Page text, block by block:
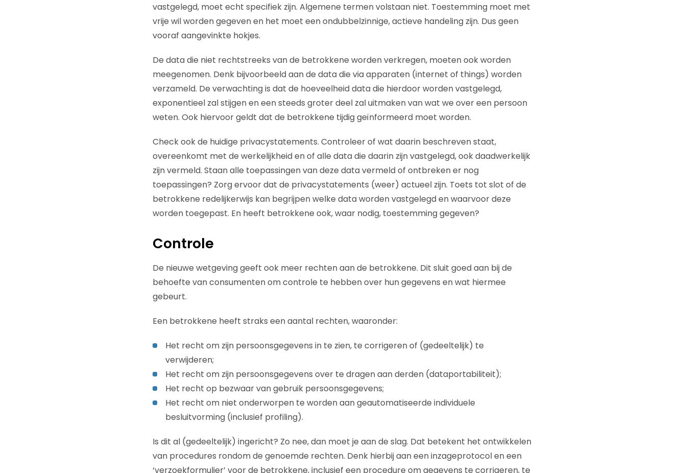
vastgelegd, moet echt specifiek zijn. Algemene termen volstaan niet. Toestemming moet met
vrije wil worden gegeven en het moet een ondubbelzinnige, actieve handeling zijn. Dus geen
vooraf aangevinkte hokjes.
De data die niet rechtstreeks van de betrokkene worden verkregen, moeten ook worden
meegenomen. Denk bijvoorbeeld aan de data die via apparaten (internet of things) worden
verzameld. De verwachting is dat de hoeveelheid data die hierdoor worden vastgelegd,
exponentieel zal stijgen en een steeds groter deel zal uitmaken van wat we over een persoon
weten. Ook hiervoor geldt dat de betrokkene tijdig geïnformeerd moet worden.
Check ook de huidige privacystatements. Controleer of wat daarin beschreven staat,
overeenkomt met de werkelijkheid en of alle data die daarin zijn vastgelegd, ook daadwerkelijk
zijn vermeld. Staan alle toepassingen van deze data vermeld of ontbreken er nog
toepassingen? Zorg ervoor dat de privacystatements (weer) actueel zijn. Toets tot slot of de
betrokkene redelijkerwijs kan begrijpen welke data worden vastgelegd en waarvoor deze
worden toegepast. En heeft betrokkene ook, waar nodig, toestemming gegeven?
Controle
De nieuwe wetgeving geeft ook meer rechten aan de betrokkene. Dit sluit goed aan bij de
behoefte van consumenten om controle te hebben over hun gegevens en wat hiermee
gebeurt.
Een betrokkene heeft straks een aantal rechten, waaronder:
Het recht om zijn persoonsgegevens in te zien, te corrigeren of (gedeeltelijk) te
verwijderen;
Het recht om zijn persoonsgegevens over te dragen aan derden (dataportabiliteit);
Het recht op bezwaar van gebruik persoonsgegevens;
Het recht om niet onderworpen te worden aan geautomatiseerde individuele
besluitvorming (inclusief profiling).
Is dit al (gedeeltelijk) ingericht? Zo nee, dan moet je aan de slag. Dat betekent het ontwikkelen
van procedures rondom de genoemde rechten. Denk hierbij aan een inzageprotocol en een
‘verzoekformulier’ voor de betrokkene, inclusief een procedure om gegevens te corrigeren, te